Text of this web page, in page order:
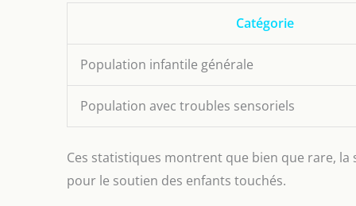
Catégorie
Population infantile générale
Population avec troubles sensoriels
Ces statistiques montrent que bien que rare,
pour le soutien des enfants touchés.